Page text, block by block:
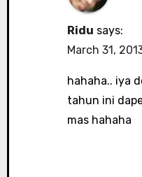
Ridu says:
March 31,
hahaha.. iya
tahun ini
mas hahaha